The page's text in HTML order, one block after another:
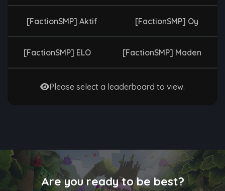
[FactionSMP] Aktif [FactionSMP] Oy
[FactionSMP] ELO [FactionSMP] Maden
Please select a leaderboard to view.
Are you ready to be best?